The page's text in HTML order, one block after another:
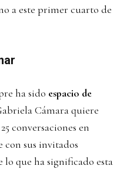
a este primer cuarto de
ha sido espacio de
Cámara quiere
conversaciones en
con sus invitados
lo que ha significado esta